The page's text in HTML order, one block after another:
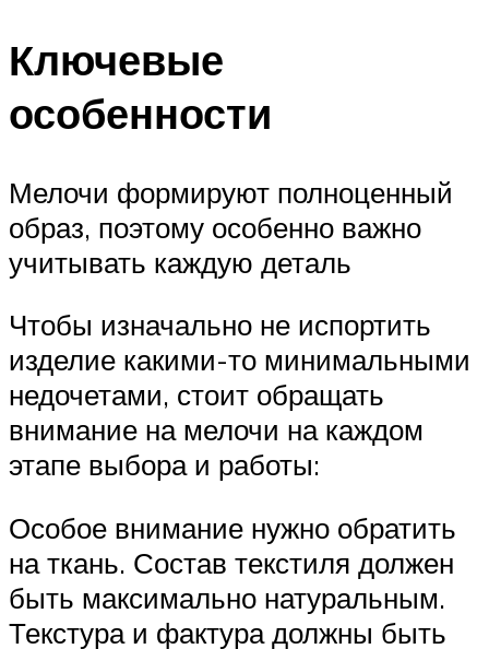
Ключевые
особенности
Мелочи формируют полноценный
образ, поэтому особенно важно
учитывать каждую деталь
Чтобы изначально не испортить
изделие какими-то минимальными
недочетами, стоит обращать
внимание на мелочи на каждом
этапе выбора и работы:
Особое внимание нужно обратить
на ткань. Состав текстиля должен
быть максимально натуральным.
Текстура и фактура должны быть